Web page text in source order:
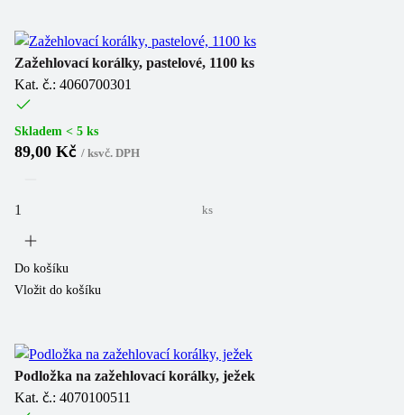
Zažehlovací korálky, pastelové, 1100 ks
Kat. č.: 4060700301
Skladem < 5 ks
89,00 Kč / ksvč. DPH
ks
Do košíku
Vložit do košíku
Podložka na zažehlovací korálky, ježek
Kat. č.: 4070100511